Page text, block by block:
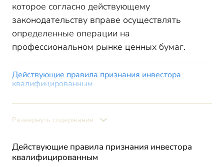
которое согласно действующему
законодательству вправе осуществлять
определенные операции на
профессиональном рынке ценных бумаг.
Действующие правила признания инвестора
квалифицированным
Развернуть содержание
Действующие правила признания инвестора
квалифицированным